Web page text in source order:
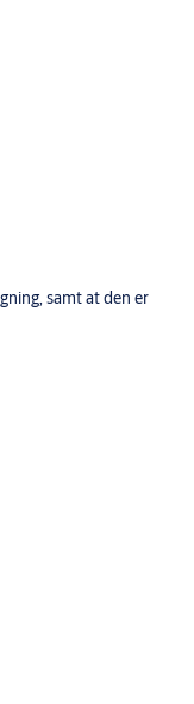
samt at den er